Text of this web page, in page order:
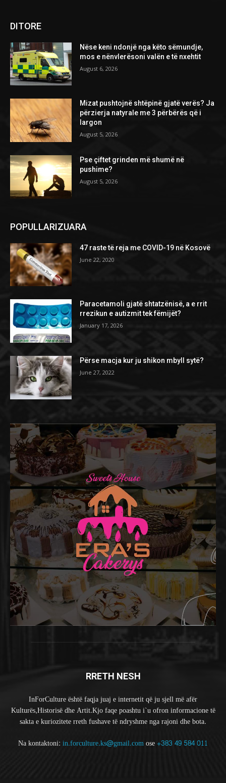
DITORE
Nëse keni ndonjë nga këto sëmundje,
mos e nënvlerësoni valën e të nxehtit
August 6, 2026
Mizat pushtojnë shtëpinë gjatë verës? Ja
përzierja natyrale me 3 përbërës që i
largon
August 5, 2026
Pse çiftet grinden më shumë në
pushime?
August 5, 2026
POPULLARIZUARA
47 raste të reja me COVID-19 në Kosovë
June 22, 2020
Paracetamoli gjatë shtatzënisë, a e rrit
rrezikun e autizmit tek fëmijët?
January 17, 2026
Përse macja kur ju shikon mbyll sytë?
June 27, 2022
RRETH NESH
InForCulture është faqja juaj e internetit që ju sjell më afër
Kulturës,Historisë dhe Artit.Kjo faqe poashtu i`u ofron informacione të
sakta e kuriozitete rreth fushave të ndryshme nga rajoni dhe bota.
Na kontaktoni: in.forculture.ks@gmail.comose+383 49 584 011